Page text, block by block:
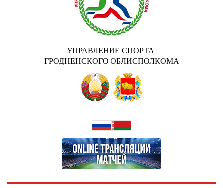
УПРАВЛЕНИЕ СПОРТА
ГРОДНЕНСКОГО ОБЛИСПОЛКОМА